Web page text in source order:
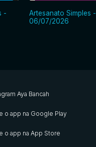
-
Artesanato Simples -
06/07/2026
Aya Bancah
o app na Google Play
o app na App Store